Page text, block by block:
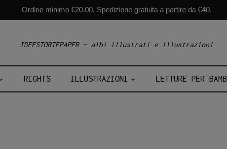
Ordine minimo €20.00. Spedizione gratuita a partire da €40.
IDEESTORTEPAPER – albi illustrati e illustrazioni
RIGHTS ILLUSTRAZIONI LETTURE PER